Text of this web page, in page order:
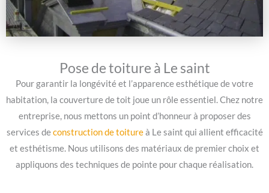
Pose de toiture à Le saint
Pour garantir la longévité et l’apparence esthétique de votre
habitation, la couverture de toit joue un rôle essentiel. Chez notre
entreprise, nous mettons un point d’honneur à proposer des
services deconstruction de toitureà Le saint qui allient efficacité
et esthétisme. Nous utilisons des matériaux de premier choix et
appliquons des techniques de pointe pour chaque réalisation.